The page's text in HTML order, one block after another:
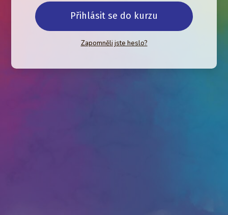
Přihlásit se do kurzu
Zapomněli jste heslo?